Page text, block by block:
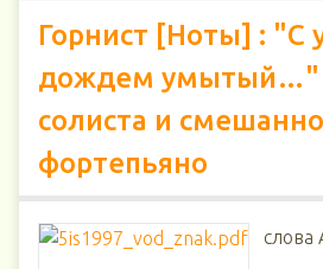
Горнист [Ноты] : "С
дождем умытый…"
солиста и
фортепьяно
слова